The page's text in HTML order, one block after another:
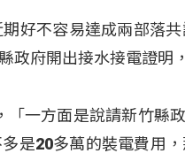
好不容易達成兩部落
政府開出接水接電證明
一方面是說請新竹縣
是20多萬的裝電費用